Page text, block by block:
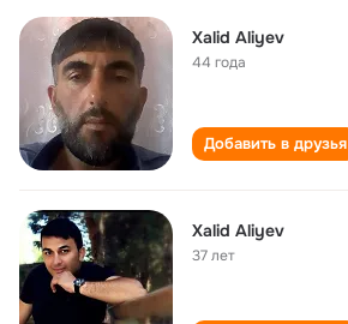
Xalid Aliyev
44 года
Добавить в друзья
Xalid Aliyev
37 лет